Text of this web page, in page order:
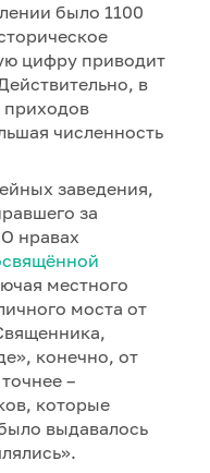
было 1100
цифру приводит
в
приходов
численность
заведения,
за
нравах
местного
моста от
конечно, от
–
которые
выдавалось